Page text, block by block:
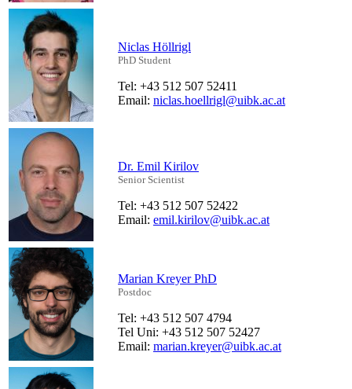
Niclas Höllrigl
PhD Student
Tel: +43 512 507 52411
Email: niclas.hoellrigl@uibk.ac.at
Dr. Emil Kirilov
Senior Scientist
Tel: +43 512 507 52422
Email: emil.kirilov@uibk.ac.at
Marian Kreyer PhD
Postdoc
Tel: +43 512 507 4794
Tel Uni: +43 512 507 52427
Email: marian.kreyer@uibk.ac.at